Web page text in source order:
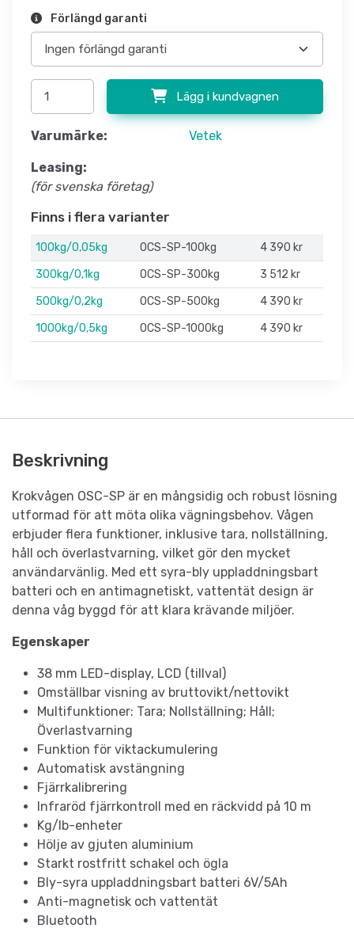
Förlängd garanti
Lägg i kundvagnen
Varumärke: Vetek
Leasing:
(för svenska företag)
Finns i flera varianter
100kg/0,05kg OCS-SP-100kg
4 390 kr
300kg/0,1kg
OCS-SP-300kg
3 512 kr
500kg/0,2kg
OCS-SP-500kg
4 390 kr
1000kg/0,5kg
OCS-SP-1000kg 4 390 kr
Beskrivning
Krokvågen OSC-SP är en mångsidig och robust lösning
utformad för att möta olika vägningsbehov. Vågen
erbjuder flera funktioner, inklusive tara, nollställning,
håll och överlastvarning, vilket gör den mycket
användarvänlig. Med ett syra-bly uppladdningsbart
batteri och en antimagnetiskt, vattentät design är
denna våg byggd för att klara krävande miljöer.
Egenskaper
38 mm LED-display, LCD (tillval)
Omställbar visning av bruttovikt/nettovikt
Multifunktioner: Tara; Nollställning; Håll;
Överlastvarning
Funktion för viktackumulering
Automatisk avstängning
Fjärrkalibrering
Infraröd fjärrkontroll med en räckvidd på 10 m
Kg/lb-enheter
Hölje av gjuten aluminium
Starkt rostfritt schakel och ögla
Bly-syra uppladdningsbart batteri 6V/5Ah
Anti-magnetisk och vattentät
Bluetooth